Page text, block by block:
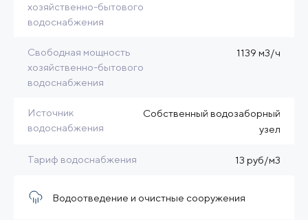
хозяйственно-бытового
водоснабжения
Свободная мощность
хозяйственно-бытового
водоснабжения
1139 м3/ч
Источник
водоснабжения
Собственный водозаборный
узел
Тариф водоснабжения 13 руб/м3
Водоотведение и очистные сооружения